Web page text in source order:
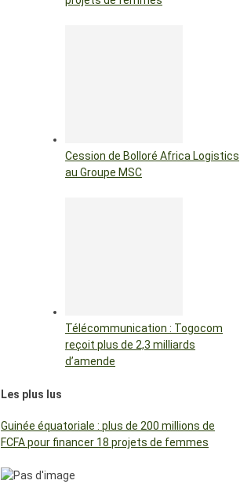
Cession de Bolloré Africa Logistics
au Groupe MSC
Télécommunication : Togocom
reçoit plus de 2,3 milliards
d’amende
Les plus lus
Guinée équatoriale : plus de 200 millions de
FCFA pour financer 18 projets de femmes